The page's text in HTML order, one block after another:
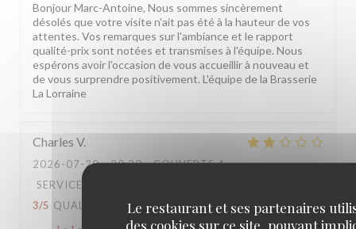
Le restaurant et ses partenaires
des cookies sur ce site, pouvant
Bonjour Marc-Antoine, Nous sommes sincèrement
désolés que votre visite n'ait pas été à la hauteur de vos
attentes. Vos remarques sur l'ambiance et le rapport
qualité-prix sont notées et transmises à l'équipe. Nous
espérons avoir l'occasion de vous accueillir à nouveau et
de vous surprendre positivement. L'équipe de la Brasserie
La Lorraine
Charles V
2026-07-20- 20:30 - COUVERTS 4
SERVICE
3/5 QUALITÉ / PRIX: 3/5